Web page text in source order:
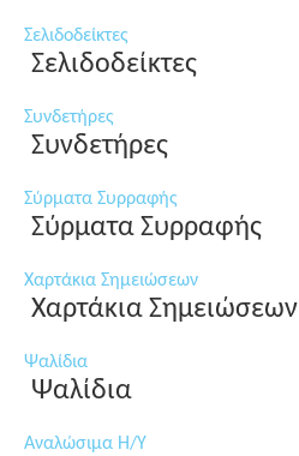
Σελιδοδείκτες
Σελιδοδείκτες
Συνδετήρες
Συνδετήρες
Σύρματα Συρραφής
Σύρματα Συρραφής
Χαρτάκια Σημειώσεων
Χαρτάκια Σημειώσεων
Ψαλίδια
Ψαλίδια
Αναλώσιμα Η/Υ